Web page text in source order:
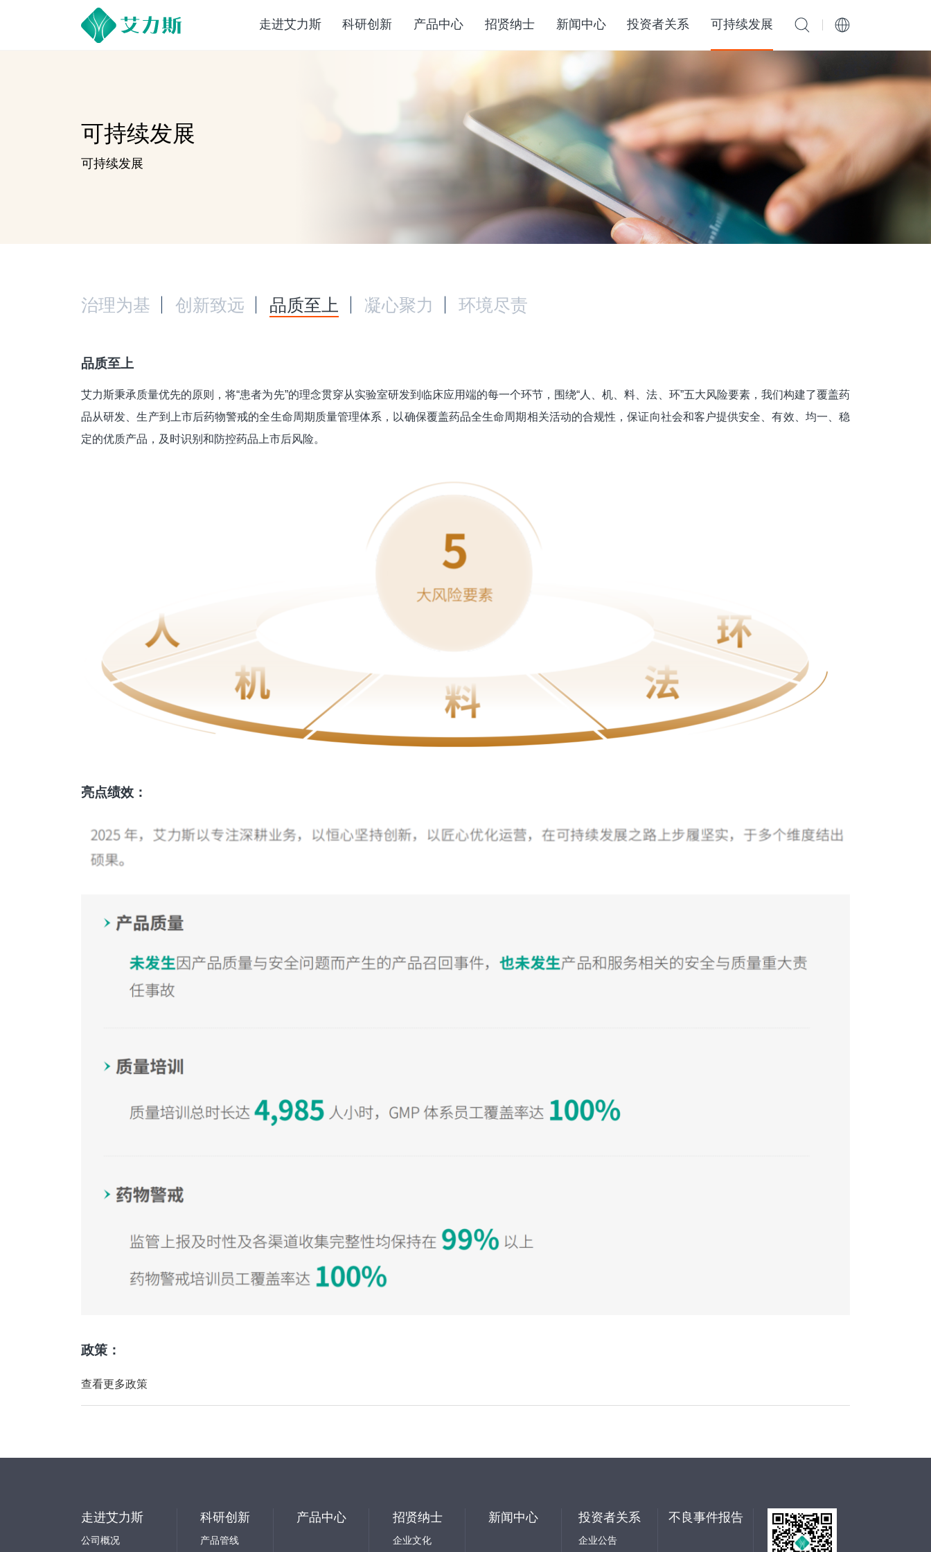
走进艾力斯 科研创新 产品中心 招贤纳士 新闻中心 投资者关系 可持续发展
可持续发展
可持续发展
治理为基 创新致远 品质至上 凝心聚力 环境尽责
品质至上
艾力斯秉承质量优先的原则，将“患者为先”的理念贯穿从实验室研发到临床应用端的每一个环节，围绕“人、机、料、法、环”五大风险要素，我们构建了覆盖药
品从研发、生产到上市后药物警戒的全生命周期质量管理体系，以确保覆盖药品全生命周期相关活动的合规性，保证向社会和客户提供安全、有效、均一、稳
定的优质产品，及时识别和防控药品上市后风险。
亮点绩效：
政策：
查看更多政策
走进艾力斯
公司概况
科研创新
产品管线
产品中心 招贤纳士
企业文化
新闻中心 投资者关系
企业公告
不良事件报告